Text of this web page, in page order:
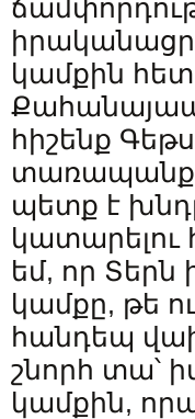
կամքին
հիշենք
պետք է
կատարելու
եմ, որ Տերն
կամքը, թե
հանդեպ
շնորհ տա՝
կամքին,